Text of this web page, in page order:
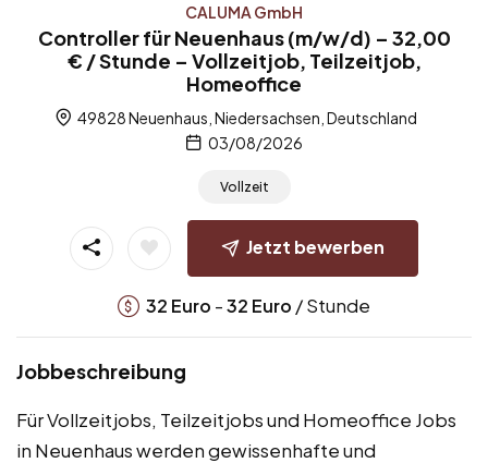
CALUMA GmbH
Controller für Neuenhaus (m/w/d) – 32,00
€ / Stunde – Vollzeitjob, Teilzeitjob,
Homeoffice
49828 Neuenhaus, Niedersachsen, Deutschland
03/08/2026
Vollzeit
Jetzt bewerben
32 Euro -32 Euro / Stunde
Jobbeschreibung
Für Vollzeitjobs, Teilzeitjobs und Homeoffice Jobs
in Neuenhaus werden gewissenhafte und